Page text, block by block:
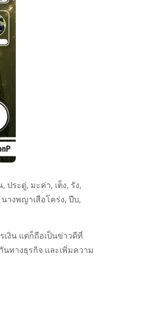
ระดู่, มะค่า, เต็ง, รัง,
างพญาเสือโคร่ง, ปีบ,
งิน แต่ก็ถือเป็นข่าวดีที่
ทางธุรกิจ และเพิ่มความ